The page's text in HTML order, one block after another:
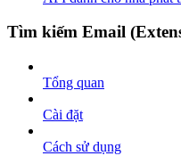
Tìm kiếm Email
Tổng quan
Cài đặt
Cách sử dụng